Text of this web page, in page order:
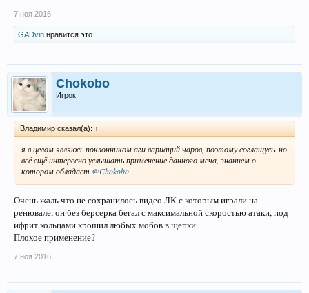
7 ноя 2016
GADvin нравится это.
Chokobo
Игрок
Владимир сказал(а): ↑
я в целом являюсь поклонником аги вариаций чаров, поэтому соглашусь. но
всё ещё интересно услышать применение данного меча, знанием о
котором обладает @Chokobo
Очень жаль что не сохранилось видео ЛК с которым играли на
ренювале, он без берсерка бегал с максимальной скоростью атаки, под
ифрит кольцами крошил любых мобов в щепки.
Плохое применение?
7 ноя 2016